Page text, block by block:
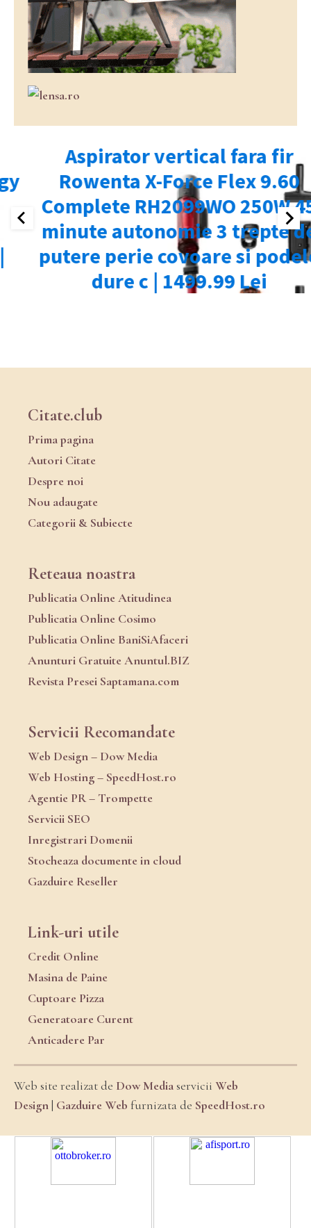
Citate.club
Prima pagina
Autori Citate
Despre noi
Nou adaugate
Categorii & Subiecte
Reteaua noastra
Publicatia Online Atitudinea
Publicatia Online Cosimo
Publicatia Online BaniSiAfaceri
Anunturi Gratuite Anuntul.BIZ
Revista Presei Saptamana.com
Servicii Recomandate
Web Design – Dow Media
Web Hosting – SpeedHost.ro
Agentie PR – Trompette
Servicii SEO
Inregistrari Domenii
Stocheaza documente in cloud
Gazduire Reseller
Link-uri utile
Credit Online
Masina de Paine
Cuptoare Pizza
Generatoare Curent
Anticadere Par
Web site realizat de Dow Mediaservicii Web
Design| Gazduire Web furnizata de SpeedHost.ro